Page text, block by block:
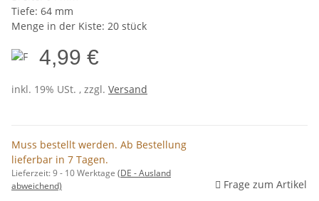
Tiefe: 64 mm
Menge in der Kiste: 20 stück
4,99 €
inkl. 19% USt. , zzgl. Versand
Muss bestellt werden. Ab Bestellung
lieferbar in 7 Tagen.
Lieferzeit:9 - 10 Werktage (DE - Ausland
abweichend)
Frage zum Artikel